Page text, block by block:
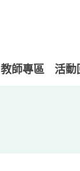
教師專區 活動